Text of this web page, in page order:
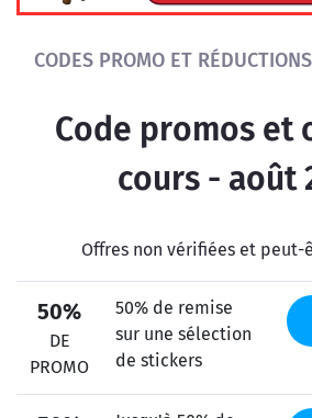
CODES PROMO ET
Code promos et
cours - août
Offres non vérifiées et peut-
50%
DE
PROMO
50% de remise
sur une sélection
de stickers